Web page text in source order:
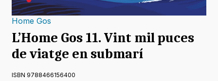
Home Gos
L’Home Gos 11. Vint mil puces
de viatge en submarí
ISBN 9788466156400